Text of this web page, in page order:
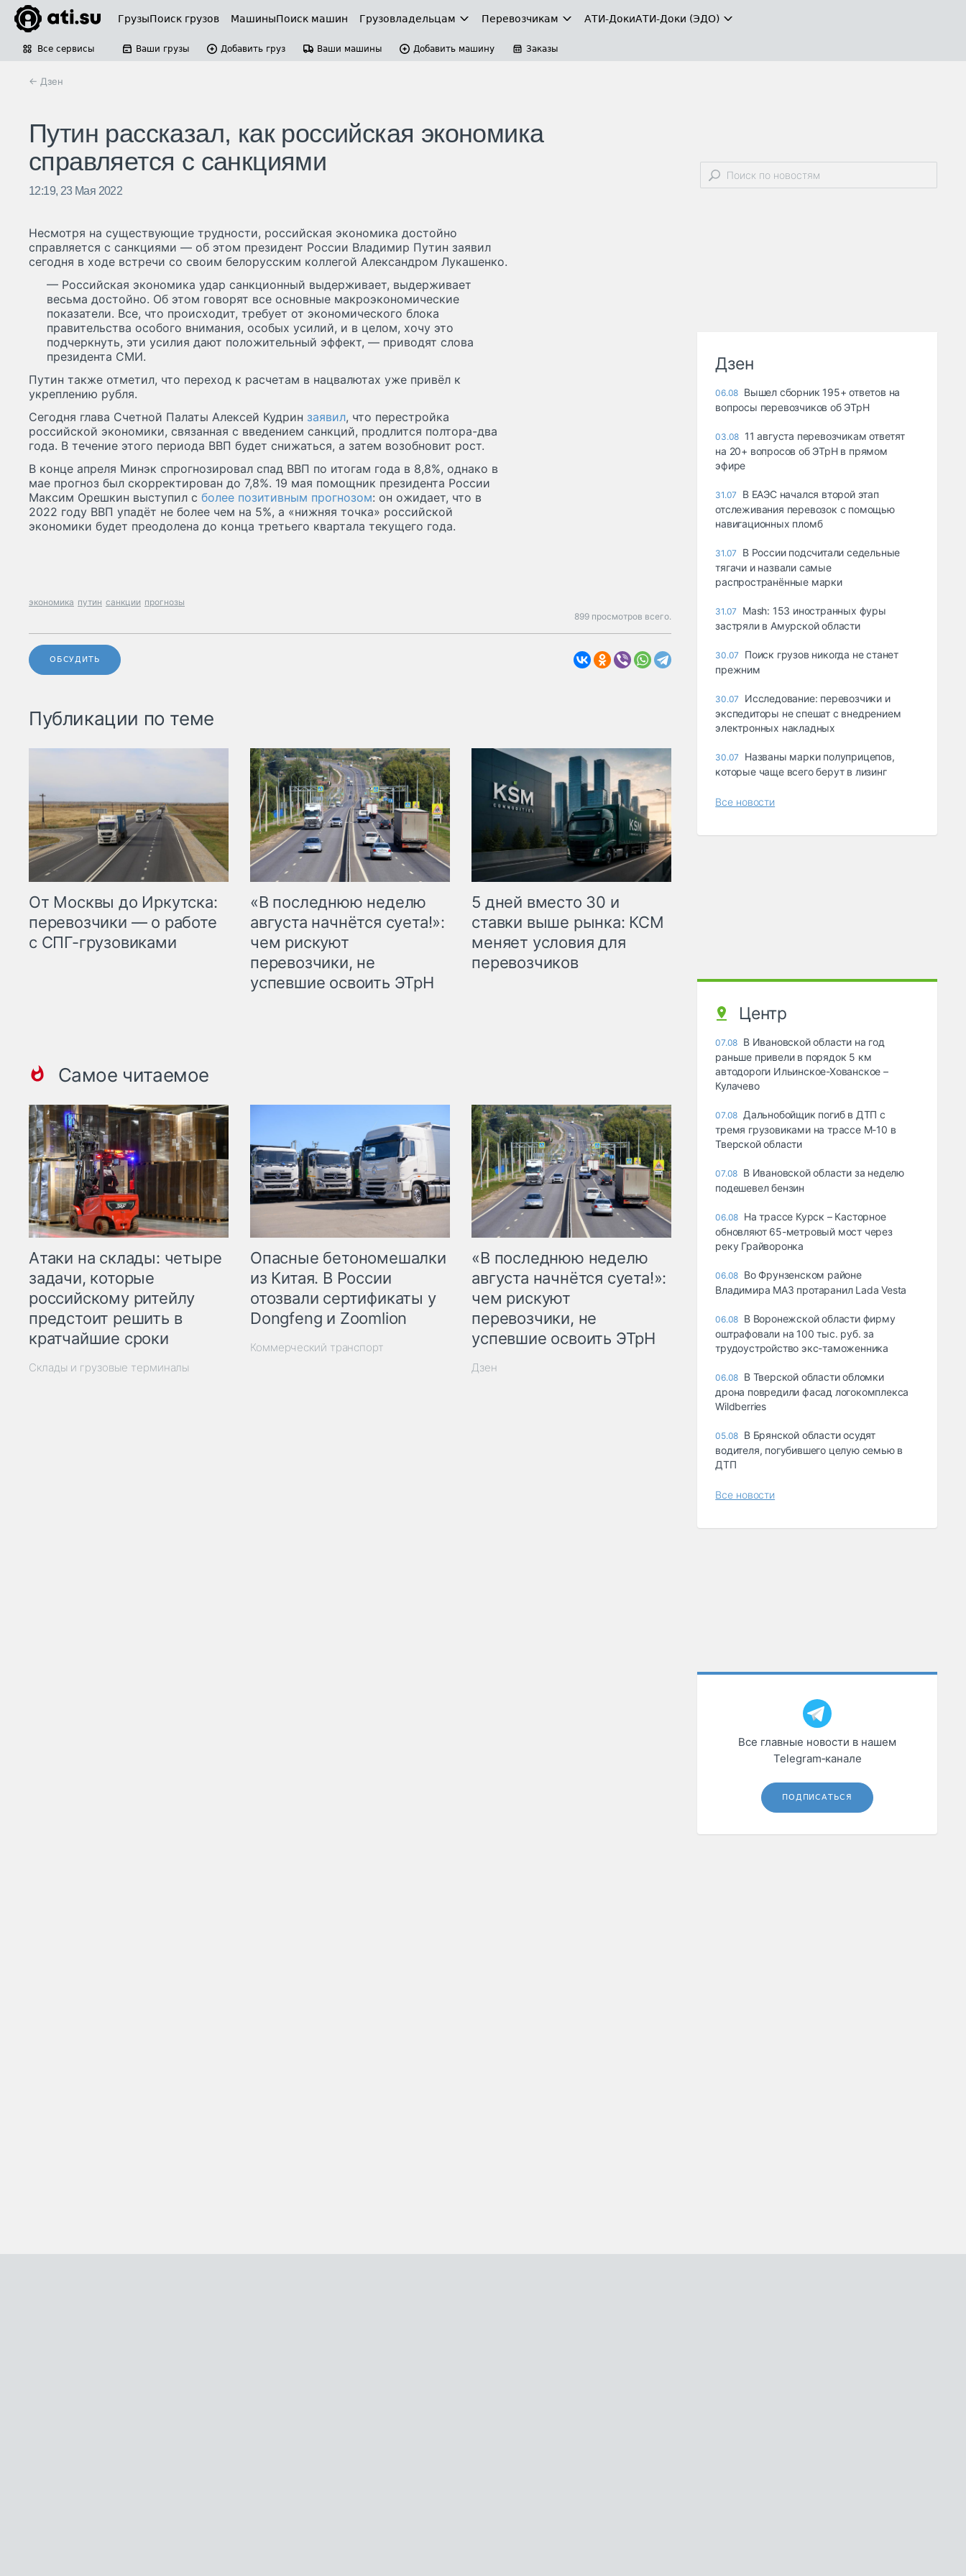
ГрузыПоиск грузов МашиныПоиск машин Грузовладельцам Перевозчикам АТИ-ДокиАТИ-Доки (ЭДО)
Все сервисы Ваши грузы Добавить груз Ваши машины Добавить машину Заказы
← Дзен
Путин рассказал, как российская экономика
справляется с санкциями
12:19, 23 Мая 2022
Несмотря на существующие трудности, российская экономика достойно
справляется с санкциями — об этом президент России Владимир Путин заявил
сегодня в ходе встречи со своим белорусским коллегой Александром Лукашенко.
— Российская экономика удар санкционный выдерживает, выдерживает
весьма достойно. Об этом говорят все основные макроэкономические
показатели. Все, что происходит, требует от экономического блока
правительства особого внимания, особых усилий, и в целом, хочу это
подчеркнуть, эти усилия дают положительный эффект, — приводят слова
президента СМИ.
Путин также отметил, что переход к расчетам в нацвалютах уже привёл к
укреплению рубля.
Сегодня глава Счетной Палаты Алексей Кудрин заявил, что перестройка
российской экономики, связанная с введением санкций, продлится полтора-два
года. В течение этого периода ВВП будет снижаться, а затем возобновит рост.
В конце апреля Минэк спрогнозировал спад ВВП по итогам года в 8,8%, однако в
мае прогноз был скорректирован до 7,8%. 19 мая помощник президента России
Максим Орешкин выступил с более позитивным прогнозом: он ожидает, что в
2022 году ВВП упадёт не более чем на 5%, а «нижняя точка» российской
экономики будет преодолена до конца третьего квартала текущего года.
экономика путин санкции прогнозы
899 просмотров всего.
ОБСУДИТЬ
Публикации по теме
От Москвы до Иркутска:
перевозчики — о работе
с СПГ-грузовиками
«В последнюю неделю
августа начнётся суета!»:
чем рискуют
перевозчики, не
успевшие освоить ЭТрН
5 дней вместо 30 и
ставки выше рынка: КСМ
меняет условия для
перевозчиков
Самое читаемое
Атаки на склады: четыре
задачи, которые
российскому ритейлу
предстоит решить в
кратчайшие сроки
Склады и грузовые терминалы
Опасные бетономешалки
из Китая. В России
отозвали сертификаты у
Dongfeng и Zoomlion
Коммерческий транспорт
«В последнюю неделю
августа начнётся суета!»:
чем рискуют
перевозчики, не
успевшие освоить ЭТрН
Дзен
Дзен
06.08 Вышел сборник 195+ ответов на
вопросы перевозчиков об ЭТрН
03.08 11 августа перевозчикам ответят
на 20+ вопросов об ЭТрН в прямом
эфире
31.07
В ЕАЭС начался второй этап
отслеживания перевозок с помощью
навигационных пломб
31.07
В России подсчитали седельные
тягачи и назвали самые
распространённые марки
31.07
Mash: 153 иностранных фуры
застряли в Амурской области
30.07
Поиск грузов никогда не станет
прежним
30.07
Исследование: перевозчики и
экспедиторы не спешат с внедрением
электронных накладных
30.07
Названы марки полуприцепов,
которые чаще всего берут в лизинг
Все новости
Центр
07.08 В Ивановской области на год
раньше привели в порядок 5 км
автодороги Ильинское-Хованское –
Кулачево
07.08 Дальнобойщик погиб в ДТП с
тремя грузовиками на трассе М-10 в
Тверской области
07.08 В Ивановской области за неделю
подешевел бензин
06.08 На трассе Курск – Касторное
обновляют 65-метровый мост через
реку Грайворонка
06.08 Во Фрунзенском районе
Владимира МАЗ протаранил Lada Vesta
06.08 В Воронежской области фирму
оштрафовали на 100 тыс. руб. за
трудоустройство экс-таможенника
06.08 В Тверской области обломки
дрона повредили фасад логокомплекса
Wildberries
05.08 В Брянской области осудят
водителя, погубившего целую семью в
ДТП
Все новости
Все главные новости в нашем
Telegram‑канале
ПОДПИСАТЬСЯ